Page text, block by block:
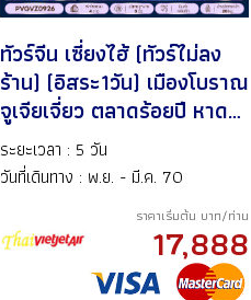
ทัวร์จีน เซี่ยงไฮ้ (ทัวร์ไม่ลง
ร้าน) (อิสระ1วัน) เมืองโบราณ
จูเจียเจี่ยว ตลาดร้อยปี หาดไว่
ทาน ถนนหนานจิง สวนประติ
มากรรมจิ้งอัน ฟรอเลนเทียวิ
มี.ค.70 BY VZ
ระยะเวลา : 5 วัน
วันที่เดินทาง : พ.ย. - มี.ค. 70
ราคาเริ่มต้น บาท/ท่าน
17,888